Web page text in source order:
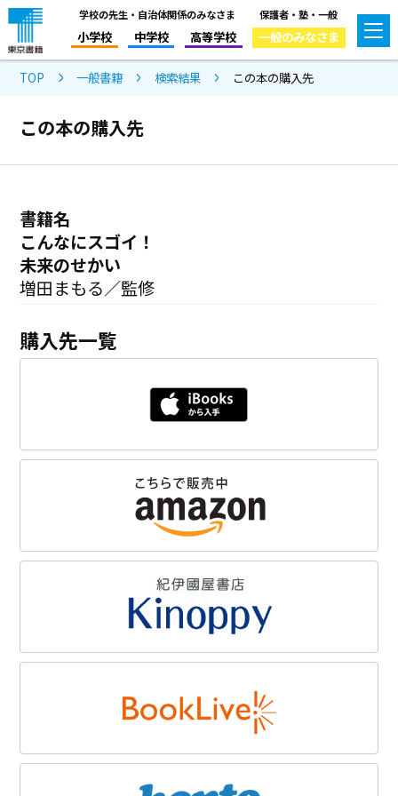
学校の先生・自治体関係のみなさま
小学校 中学校 高等学校
保護者・塾・一般
一般のみなさま
TOP 一般書籍 検索結果 この本の購入先
この本の購入先
書籍名
こんなにスゴイ！
未来のせかい
増田まもる／監修
購入先一覧